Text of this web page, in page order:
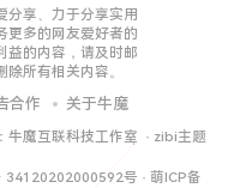
分享、力于分享实用
更多的网友爱好者的
益的内容，请及时邮
所有相关内容。
合作 关于牛魔
牛魔互联科技工作室 · zibi主题
34120202000592号 · 萌ICP备